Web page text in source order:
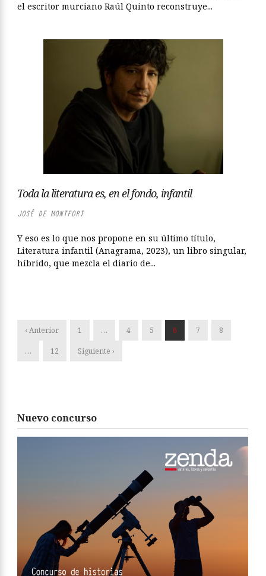
el escritor murciano Raúl Quinto reconstruye...
Toda la literatura es, en el fondo, infantil
JOSÉ DE MONTFORT
Y eso es lo que nos propone en su último título,
Literatura infantil (Anagrama, 2023), un libro singular,
híbrido, que mezcla el diario de...
‹ Anterior 1 … 4 5 6 7 8
… 12 Siguiente ›
Nuevo concurso